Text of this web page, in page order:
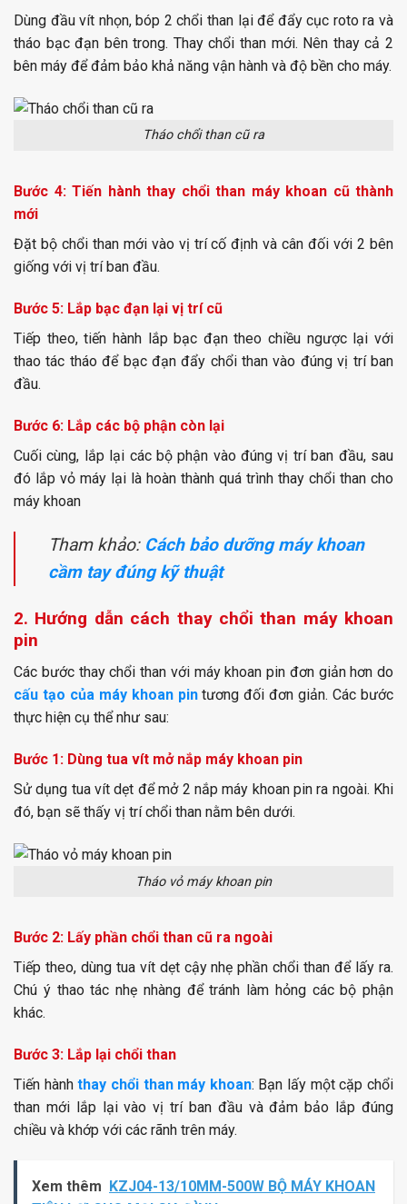
Dùng đầu vít nhọn, bóp 2 chổi than lại để đẩy cục roto ra và
tháo bạc đạn bên trong. Thay chổi than mới. Nên thay cả 2
bên máy để đảm bảo khả năng vận hành và độ bền cho máy.
Tháo chổi than cũ ra
Bước 4: Tiến hành thay chổi than máy khoan cũ thành
mới
Đặt bộ chổi than mới vào vị trí cố định và cân đối với 2 bên
giống với vị trí ban đầu.
Bước 5: Lắp bạc đạn lại vị trí cũ
Tiếp theo, tiến hành lắp bạc đạn theo chiều ngược lại với
thao tác tháo để bạc đạn đẩy chổi than vào đúng vị trí ban
đầu.
Bước 6: Lắp các bộ phận còn lại
Cuối cùng, lắp lại các bộ phận vào đúng vị trí ban đầu, sau
đó lắp vỏ máy lại là hoàn thành quá trình thay chổi than cho
máy khoan
Tham khảo: Cách bảo dưỡng máy khoan
cầm tay đúng kỹ thuật
2. Hướng dẫn cách thay chổi than máy khoan
pin
Các bước thay chổi than với máy khoan pin đơn giản hơn do
cấu tạo của máy khoan pintương đối đơn giản. Các bước
thực hiện cụ thể như sau:
Bước 1: Dùng tua vít mở nắp máy khoan pin
Sử dụng tua vít dẹt để mở 2 nắp máy khoan pin ra ngoài. Khi
đó, bạn sẽ thấy vị trí chổi than nằm bên dưới.
Tháo vỏ máy khoan pin
Bước 2: Lấy phần chổi than cũ ra ngoài
Tiếp theo, dùng tua vít dẹt cậy nhẹ phần chổi than để lấy ra.
Chú ý thao tác nhẹ nhàng để tránh làm hỏng các bộ phận
khác.
Bước 3: Lắp lại chổi than
Tiến hànhthay chổi than máy khoan: Bạn lấy một cặp chổi
than mới lắp lại vào vị trí ban đầu và đảm bảo lắp đúng
chiều và khớp với các rãnh trên máy.
Xem thêm KZJ04-13/10MM-500W BỘ MÁY KHOAN